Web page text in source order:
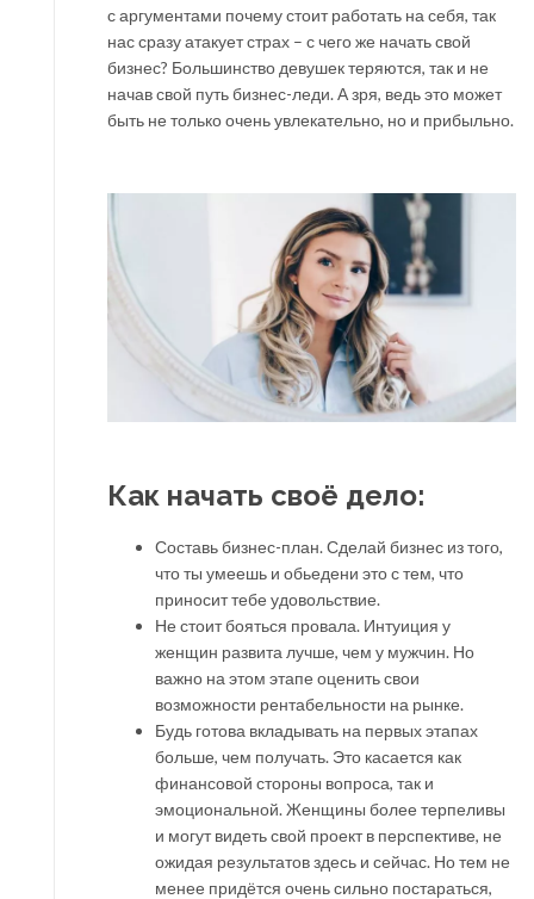
с аргументами почему стоит работать на себя, так
нас сразу атакует страх – с чего же начать свой
бизнес? Большинство девушек теряются, так и не
начав свой путь бизнес-леди. А зря, ведь это может
быть не только очень увлекательно, но и прибыльно.
Как начать своё дело:
Составь бизнес-план. Сделай бизнес из того,
что ты умеешь и обьедени это с тем, что
приносит тебе удовольствие.
Не стоит бояться провала. Интуиция у
женщин развита лучше, чем у мужчин. Но
важно на этом этапе оценить свои
возможности рентабельности на рынке.
Будь готова вкладывать на первых этапах
больше, чем получать. Это касается как
финансовой стороны вопроса, так и
эмоциональной. Женщины более терпеливы
и могут видеть свой проект в перспективе, не
ожидая результатов здесь и сейчас. Но тем не
менее придётся очень сильно постараться,